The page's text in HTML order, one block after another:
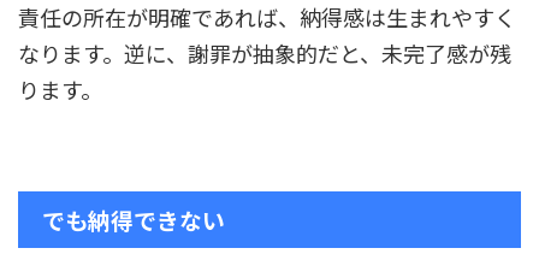
責任の所在が明確であれば、納得感は生まれやすく
なります。逆に、謝罪が抽象的だと、未完了感が残
ります。
でも納得できない